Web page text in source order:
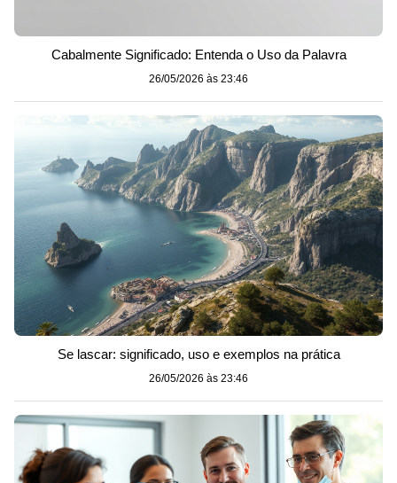
Cabalmente Significado: Entenda o Uso da Palavra
26/05/2026 às 23:46
Se lascar: significado, uso e exemplos na prática
26/05/2026 às 23:46